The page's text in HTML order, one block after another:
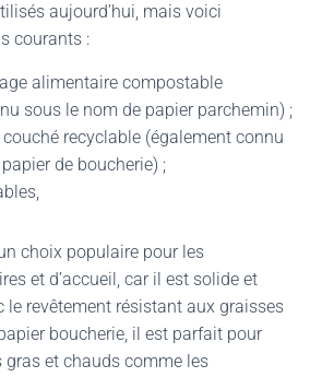
aujourd’hui, mais voici
courants :
alimentaire compostable
sous le nom de papier parchemin) ;
recyclable (également connu
de boucherie) ;
choix populaire pour les
et d’accueil, car il est solide et
le revêtement résistant aux graisses
boucherie, il est parfait pour
et chauds comme les